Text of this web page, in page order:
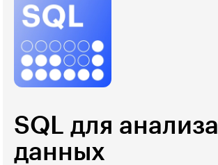
SQL для анализа
данных